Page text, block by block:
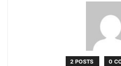
2 POSTS 0